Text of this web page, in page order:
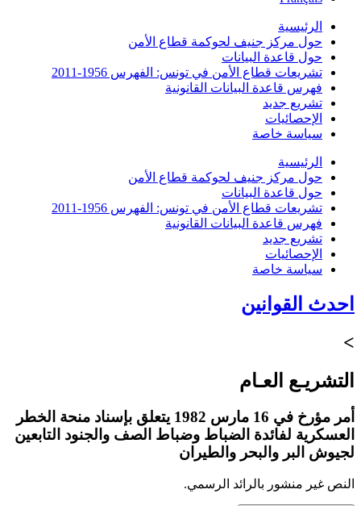
الرئيسية
حول مركز جنيف لحوكمة قطاع الأمن
حول قاعدة البيانات
تشريعات قطاع الأمن في تونس: الفهرس 1956-2011
فهرس قاعدة البيانات القانونية
تشريع جديد
الإحصائيات
سياسة خاصة
الرئيسية
حول مركز جنيف لحوكمة قطاع الأمن
حول قاعدة البيانات
تشريعات قطاع الأمن في تونس: الفهرس 1956-2011
فهرس قاعدة البيانات القانونية
تشريع جديد
الإحصائيات
سياسة خاصة
احدث القوانين
>
التشريـع العـام
أمر مؤرخ في 16 مارس 1982 يتعلق بإسناد منحة الخطر
العسكرية لفائدة الضباط وضباط الصف والجنود التابعين
لجيوش البر والبحر والطيران
النص غير منشور بالرائد الرسمي.